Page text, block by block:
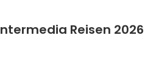
Reisen 2026